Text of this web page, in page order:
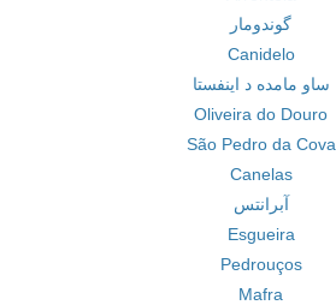
گوندومار
Canidelo
ساو مامده د اینفستا
Oliveira do Douro
São Pedro da Cova
Canelas
آبرانتس
Esgueira
Pedrouços
Mafra